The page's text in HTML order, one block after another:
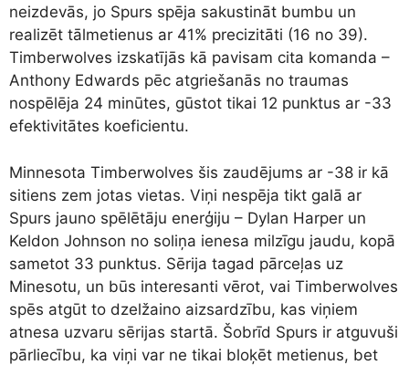
neizdevās, jo Spurs spēja sakustināt bumbu un
realizēt tālmetienus ar 41% precizitāti (16 no 39).
Timberwolves izskatījās kā pavisam cita komanda –
Anthony Edwards pēc atgriešanās no traumas
nospēlēja 24 minūtes, gūstot tikai 12 punktus ar -33
efektivitātes koeficientu.
Minnesota Timberwolves šis zaudējums ar -38 ir kā
sitiens zem jotas vietas. Viņi nespēja tikt galā ar
Spurs jauno spēlētāju enerģiju – Dylan Harper un
Keldon Johnson no soliņa ienesa milzīgu jaudu, kopā
sametot 33 punktus. Sērija tagad pārceļas uz
Minesotu, un būs interesanti vērot, vai Timberwolves
spēs atgūt to dzelžaino aizsardzību, kas viņiem
atnesa uzvaru sērijas startā. Šobrīd Spurs ir atguvuši
pārliecību, ka viņi var ne tikai bloķēt metienus, bet